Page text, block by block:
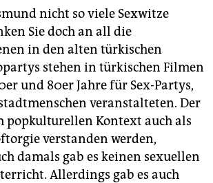
nicht so viele Sexwitze
Sie doch an all die
in den alten türkischen
stehen in türkischen Filmen
und 80er Jahre für Sex-Partys,
veranstalteten. Der
popkulturellen Kontext auch als
verstanden werden,
damals gab es keinen sexuellen
Allerdings gab es auch